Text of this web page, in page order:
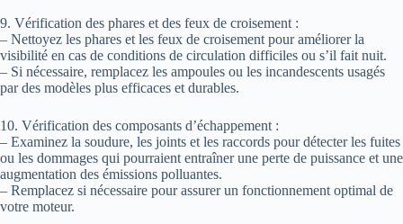
9. Vérification des phares et des feux de croisement :
– Nettoyez les phares et les feux de croisement pour améliorer la
visibilité en cas de conditions de circulation difficiles ou s’il fait nuit.
– Si nécessaire, remplacez les ampoules ou les incandescents usagés
par des modèles plus efficaces et durables.
10. Vérification des composants d’échappement :
– Examinez la soudure, les joints et les raccords pour détecter les fuites
ou les dommages qui pourraient entraîner une perte de puissance et une
augmentation des émissions polluantes.
– Remplacez si nécessaire pour assurer un fonctionnement optimal de
votre moteur.